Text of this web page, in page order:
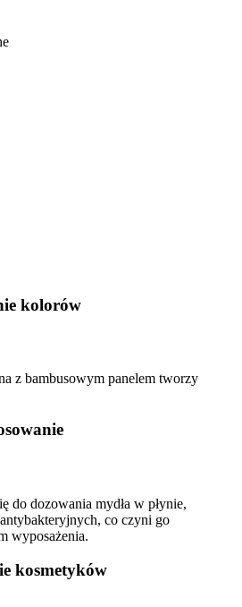
kolorów
z bambusowym panelem tworzy
do dozowania mydła w płynie,
co czyni go
wyposażenia.
kosmetyków